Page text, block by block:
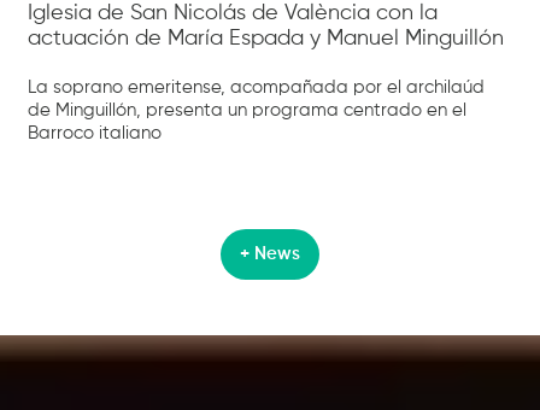
Iglesia de San Nicolás de València con la
actuación de María Espada y Manuel Minguillón
La soprano emeritense, acompañada por el archilaúd
de Minguillón, presenta un programa centrado en el
Barroco italiano
+ News